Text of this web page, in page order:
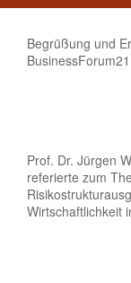
Begrüßung und
Prof. Dr. Jürgen
referierte zum
Wirtschaftlichkeit